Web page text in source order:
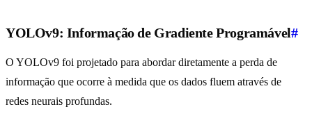
YOLOv9: Informação de Gradiente Programável#
O YOLOv9 foi projetado para abordar diretamente a perda de
informação que ocorre à medida que os dados fluem através de
redes neurais profundas.